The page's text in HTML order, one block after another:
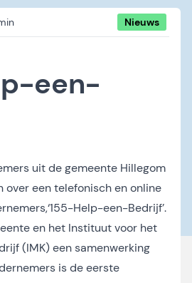
Nieuws
een-
uit de gemeente Hillegom
over een telefonisch en online
Help-een-Bedrijf’.
en het Instituut voor het
(IMK) een samenwerking
is de eerste